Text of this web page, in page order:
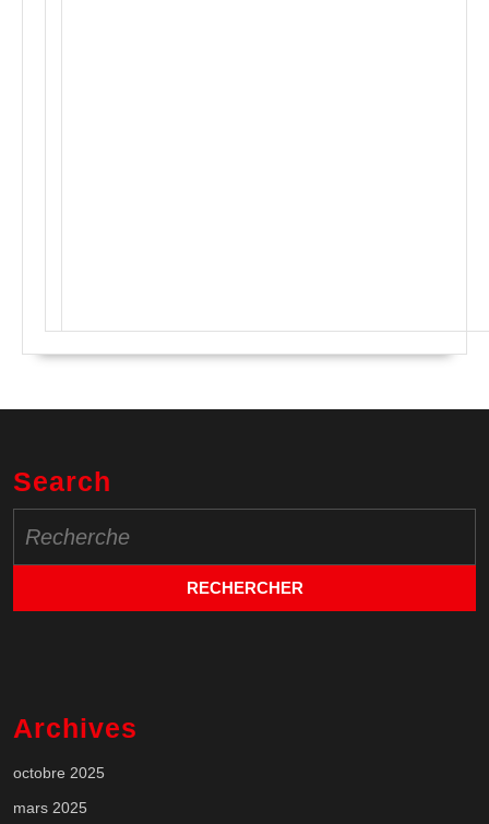
Search
for:
Archives
octobre 2025
mars 2025